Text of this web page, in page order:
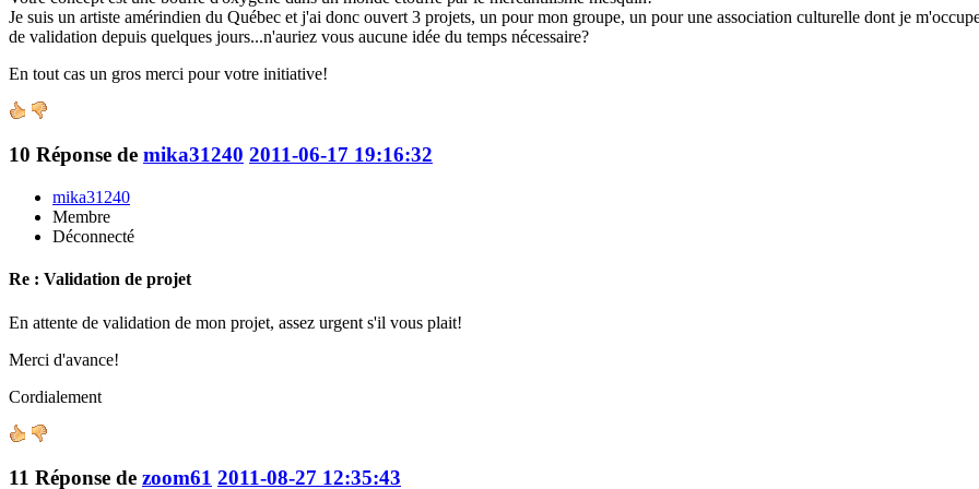
Je suis un artiste amérindien du Québec et j'ai donc ouvert 3 projets, un pour mon groupe, un pour une association culturelle dont je
de validation depuis quelques jours...n'auriez vous aucune idée du temps nécessaire?
En tout cas un gros merci pour votre initiative!
10 Réponse de mika31240 2011-06-17 19:16:32
mika31240
Membre
Déconnecté
Re : Validation de projet
En attente de validation de mon projet, assez urgent s'il vous plait!
Merci d'avance!
Cordialement
11 Réponse de zoom61 2011-08-27 12:35:43